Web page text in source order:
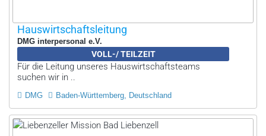
Hauswirtschaftsleitung
DMG interpersonal e.V.
VOLL-/ TEILZEIT
Für die Leitung unseres Hauswirtschaftsteams
suchen wir in ..
DMG Baden-Württemberg, Deutschland